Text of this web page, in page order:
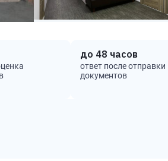
до 48 часов
ответ после отправки
документов